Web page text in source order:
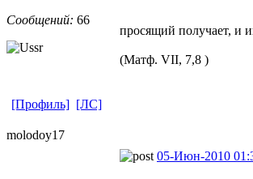
Сообщений: 66
просящий получает, и
(Матф. VII, 7,8 )
[Профиль] [ЛС]
molodoy17
05-Июн-2010